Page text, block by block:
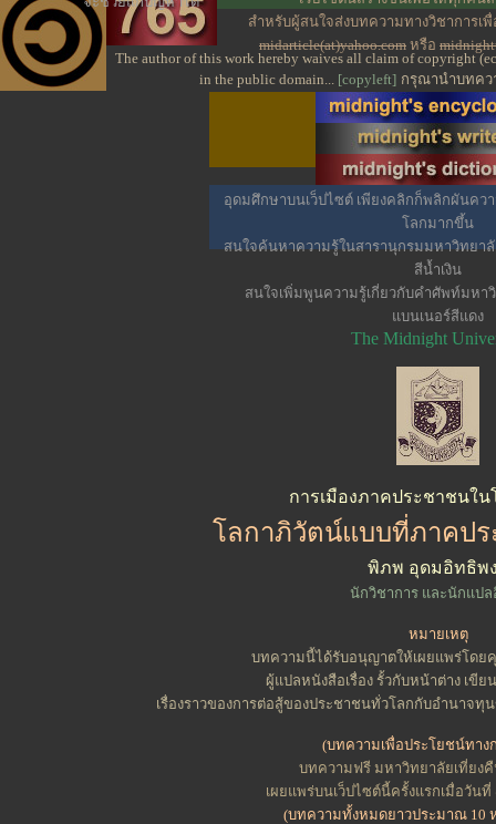
สำหรับผู้สนใจส่งบทความทางวิชาการ
midarticle(at)yahoo.com หรือ
The author of this work hereby waives all claim of copyright
in the public domain... [copyleft] กรุณานำบทคว
The Midnight
การเมืองภาคประชาชนใ
โลกาภิวัตน์แบบที่ภาคปร
พิภพ อุดมอิทธิพ
นักวิชาการ และนักแปล
หมายเหตุ
บทความนี้ได้รับอนุญาตให้เผยแพร่โด
ผู้แปลหนังสือเรื่อง รั้วกับหน้าต่าง เขี
เรื่องราวของการต่อสู้ของประชาชนทั่วโลกกับอำนาจ
(บทความเพื่อประโยชน์ทาง
บทความฟรี มหาวิทยาลัยเที่ยง
เผยแพร่บนเว็ปไซต์นี้ครั้งแรกเมื่อวั
(บทความทั้งหมดยาวประมาณ 10
อุดมศึกษาบนเว็ปไซต์ เพียงคลิกก็พลิกผันควา
โลกมากขึ้น
สนใจค้นหาความรู้ในสารานุกรมมหาวิทยา
สีน้ำเงิน
สนใจเพิ่มพูนความรู้เกี่ยวกับคำศัพท์มหา
แบนเนอร์สีแดง